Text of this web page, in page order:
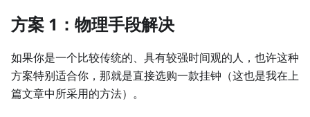
方案 1：物理手段解决
如果你是一个比较传统的、具有较强时间观的人，也许这种
方案特别适合你，那就是直接选购一款挂钟（这也是我在上
篇文章中所采用的方法）。